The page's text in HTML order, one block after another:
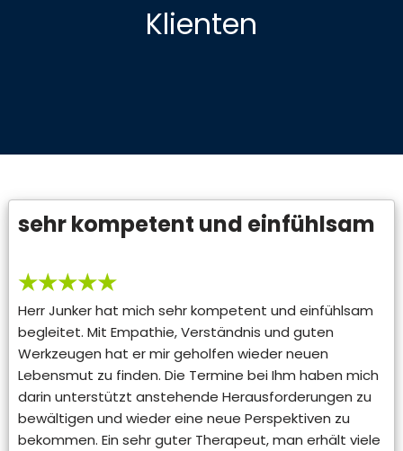
Klienten
sehr kompetent und einfühlsam
★★★★★
Herr Junker hat mich sehr kompetent und einfühlsam
begleitet. Mit Empathie, Verständnis und guten
Werkzeugen hat er mir geholfen wieder neuen
Lebensmut zu finden. Die Termine bei Ihm haben mich
darin unterstützt anstehende Herausforderungen zu
bewältigen und wieder eine neue Perspektiven zu
bekommen. Ein sehr guter Therapeut, man erhält viele